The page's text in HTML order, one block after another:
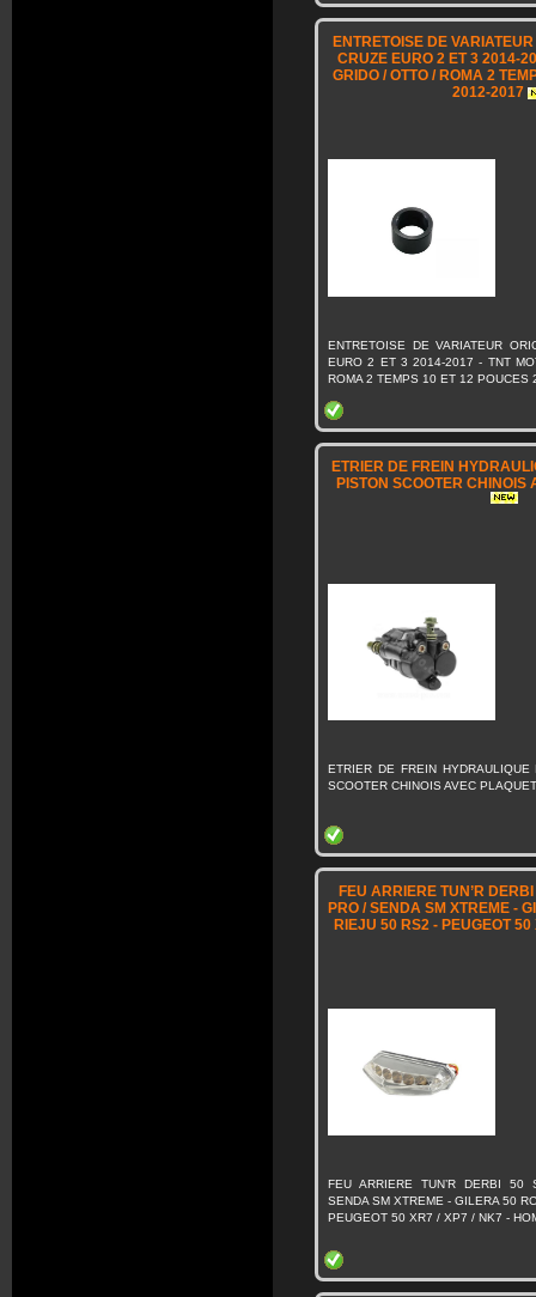
ENTRETOISE DE
CRUZE EURO 2 ET 3 2014-
GRIDO / OTTO / ROMA 2
2012-2017
ENTRETOISE DE VARIATEUR
EURO 2 ET 3 2014-2017 - TNT
ROMA 2 TEMPS 10 ET 12 POUCES
ETRIER DE FREIN
PISTON SCOOTER CHINOIS
ETRIER DE FREIN
SCOOTER CHINOIS AVEC
FEU ARRIERE TUN’R
PRO / SENDA SM XTREME -
RIEJU 50 RS2 - PEUGEOT
FEU ARRIERE TUN’R DERBI
SENDA SM XTREME - GILERA 50
PEUGEOT 50 XR7 / XP7 / NK7 -